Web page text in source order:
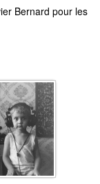
Bernard pour les